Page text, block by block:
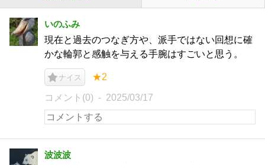
いのふみ
現在と過去のつなぎ方や、派手ではない回想に確
かな輪郭と感触を与える手腕はすごいと思う。
ナイス ★2
コメント(0) 2025/03/17
波波波